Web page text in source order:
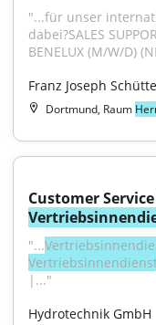
"...für unser
dabei?SALES
BENELUX (M/W/D)
Franz Joseph
Dortmund, Raum
"...
|..."
Hydrotechnik GmbH